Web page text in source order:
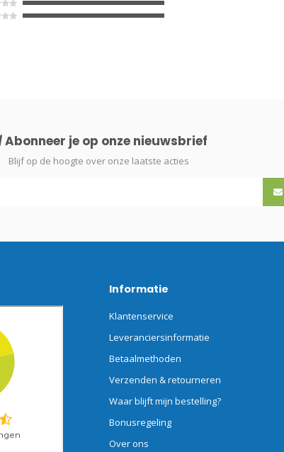
Abonneer je op onze nieuwsbrief
Blijf op de hoogte over onze laatste acties
Informatie
Klantenservice
Leveranciersinformatie
Betaalmethoden
Verzenden & retourneren
Waar blijft mijn bestelling?
Bonusregeling
Over ons